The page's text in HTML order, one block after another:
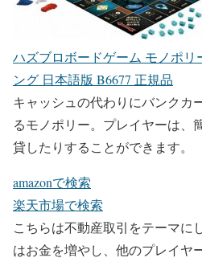
ハズブロボードゲーム モノポリ
ング 日本語版 B6677 正規品
キャッシュの代わりにバンクカ
るモノポリー。プレイヤーは、
貸したりすることができます。
amazonで検索
楽天市場で検索
こちらは不動産取引をテーマに
はお金を増やし、他のプレイヤ